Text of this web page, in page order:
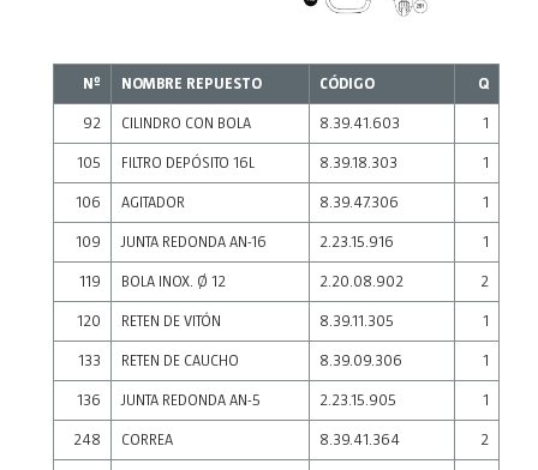
Nº NOMBRE REPUESTO CÓDIGO Q
92 CILINDRO CON BOLA 8.39.41.603 1
105 FILTRO DEPÓSITO 16L 8.39.18.303 1
106 AGITADOR 8.39.47.306 1
109 JUNTA REDONDA AN-16 2.23.15.916 1
119 BOLA INOX. Ø 12 2.20.08.902 2
120 RETEN DE VITÓN 8.39.11.305 1
133 RETEN DE CAUCHO 8.39.09.306 1
136 JUNTA REDONDA AN-5 2.23.15.905 1
248 CORREA 8.39.41.364 2